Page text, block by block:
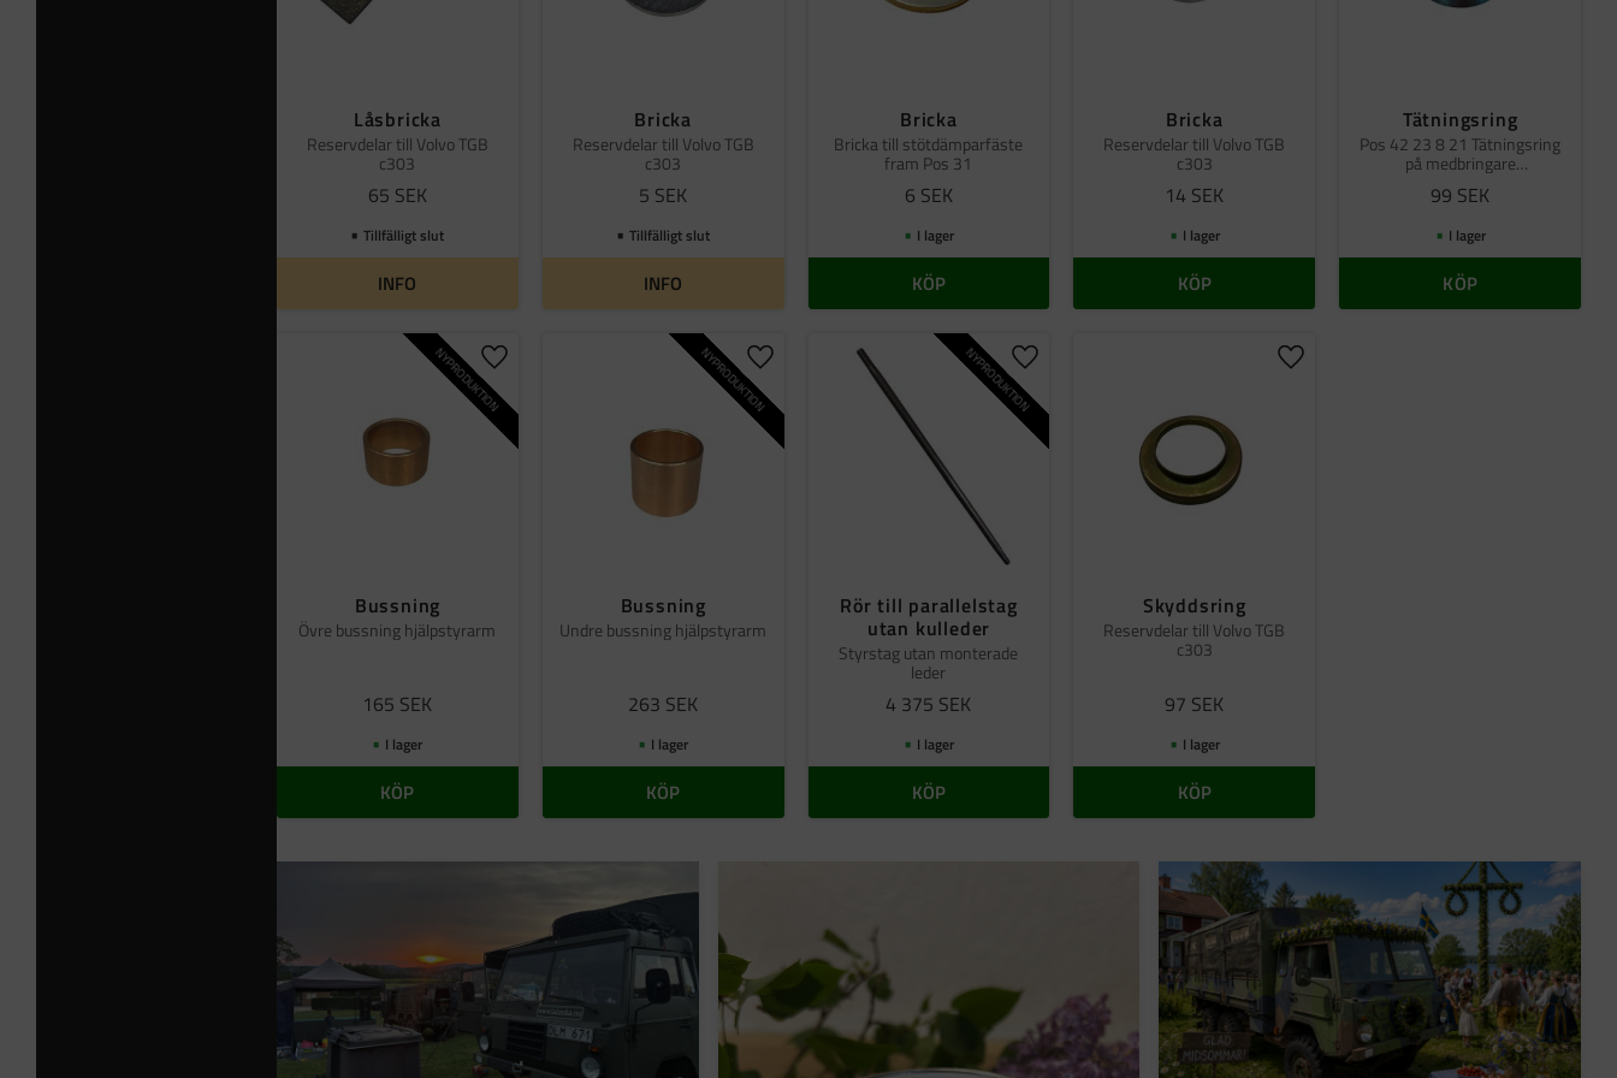
Låsbricka
Reservdelar till Volvo TGB
c303
65 SEK
Tillfälligt slut
INFO
Bricka
Reservdelar till Volvo TGB
c303
5 SEK
Tillfälligt slut
INFO
Bricka
Bricka till stötdämparfäste
fram Pos 31
6 SEK
I lager
KÖP
Bricka
Reservdelar till Volvo TGB
c303
14 SEK
I lager
KÖP
Tätningsring
Pos 42 23 8 21 Tätningsring
på medbringare
6x6
99 SEK
I lager
KÖP
Bussning
Övre bussning hjälpstyrarm
165 SEK
NYPRODUKTIONLägg till i favoriter
I lager
KÖP
Bussning
Undre bussning hjälpstyrarm
263 SEK
NYPRODUKTIONLägg till i favoriter
I lager
KÖP
Rör till parallelstag
utan kulleder
Styrstag utan monterade
leder
4 375 SEK
NYPRODUKTIONLägg till i favoriter
I lager
KÖP
Skyddsring
Reservdelar till Volvo TGB
c303
97 SEK
Lägg till i favoriter
I lager
KÖP